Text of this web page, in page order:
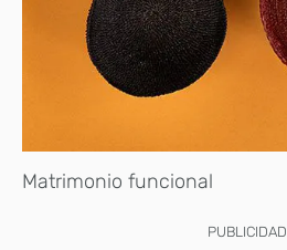
Matrimonio funcional
PUBLICIDAD